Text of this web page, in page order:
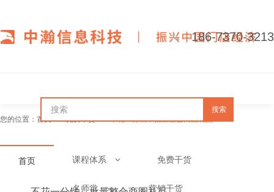
186-7370-3213
搜索
首页 课程体系 免费干货
名师堂 营销干货
您的位置： 首页 免费干货 不花一分钱，批量整合商圈礼品